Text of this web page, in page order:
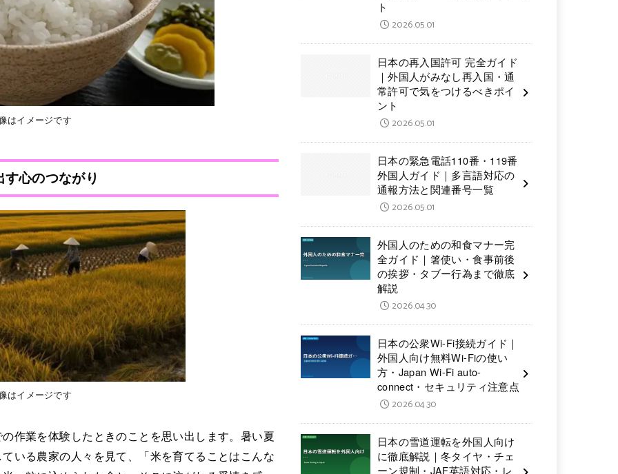
はイメージです
心のつながり
はイメージです
作業を体験したときのことを思い出します。暑い夏
いる農家の人々を見て、「米を育てることはこんな
ト
2026.05.01
日本の再入国許可 完全ガイド
｜外国人がみなし再入国・通
常許可で気をつけるべきポイ
ント
2026.05.01
日本の緊急電話110番・119番
外国人ガイド｜多言語対応の
通報方法と関連番号一覧
2026.05.01
外国人のための和食マナー完
全ガイド｜箸使い・食事前後
の挨拶・タブー行為まで徹底
解説
2026.04.30
日本の公衆Wi-Fi接続ガイド｜
外国人向け無料Wi-Fiの使い
方・Japan Wi-Fi auto-
connect・セキュリティ注意点
2026.04.30
日本の雪道運転を外国人向け
に徹底解説｜冬タイヤ・チェ
ーン規制・JAF英語対応・レ